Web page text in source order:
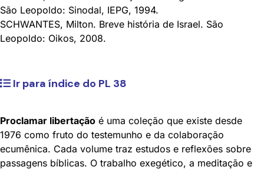
São Leopoldo: Sinodal, IEPG, 1994.
SCHWANTES, Milton. Breve história de Israel. São
Leopoldo: Oikos, 2008.
Ir para índice do PL 38
Proclamar libertação é uma coleção que existe desde
1976 como fruto do testemunho e da colaboração
ecumênica. Cada volume traz estudos e reflexões sobre
passagens bíblicas. O trabalho exegético, a meditação e